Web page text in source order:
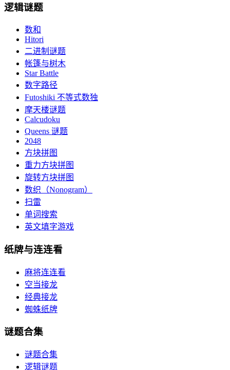
逻辑谜题
数和
Hitori
二进制谜题
帐篷与树木
Star Battle
数字路径
Futoshiki 不等式数独
摩天楼谜题
Calcudoku
Queens 谜题
2048
方块拼图
重力方块拼图
旋转方块拼图
数织（Nonogram）
扫雷
单词搜索
英文填字游戏
纸牌与连连看
麻将连连看
空当接龙
经典接龙
蜘蛛纸牌
谜题合集
谜题合集
逻辑谜题